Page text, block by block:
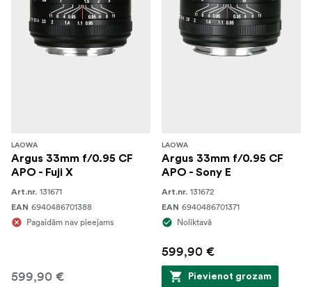
LAOWA
Argus 33mm f/0.95 CF
APO - Fuji X
Art.nr. 131671
EAN 6940486701388
Pagaidām nav pieejams
599,90 €
LAOWA
Argus 33mm f/0.95 CF
APO - Sony E
Art.nr. 131672
EAN 6940486701371
Noliktavā
599,90 €
Pievienot grozam